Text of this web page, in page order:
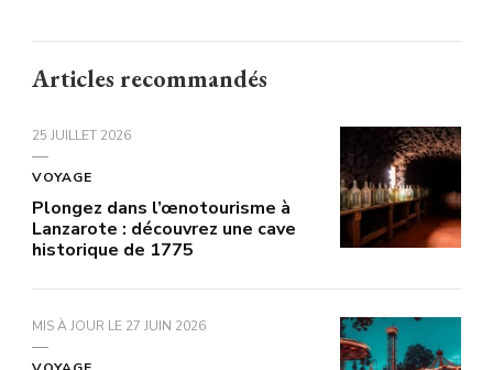
Articles recommandés
25 JUILLET 2026
VOYAGE
Plongez dans l’œnotourisme à
Lanzarote : découvrez une cave
historique de 1775
MIS À JOUR LE 27 JUIN 2026